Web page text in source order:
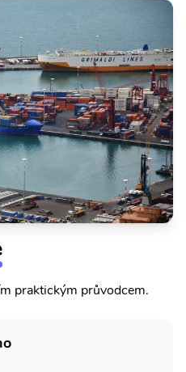
praktickým průvodcem.